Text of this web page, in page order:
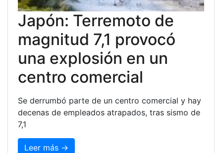
Japón: Terremoto de
magnitud 7,1 provocó
una explosión en un
centro comercial
Se derrumbó parte de un centro comercial y hay
decenas de empleados atrapados, tras sismo de
7,1
Leer más →